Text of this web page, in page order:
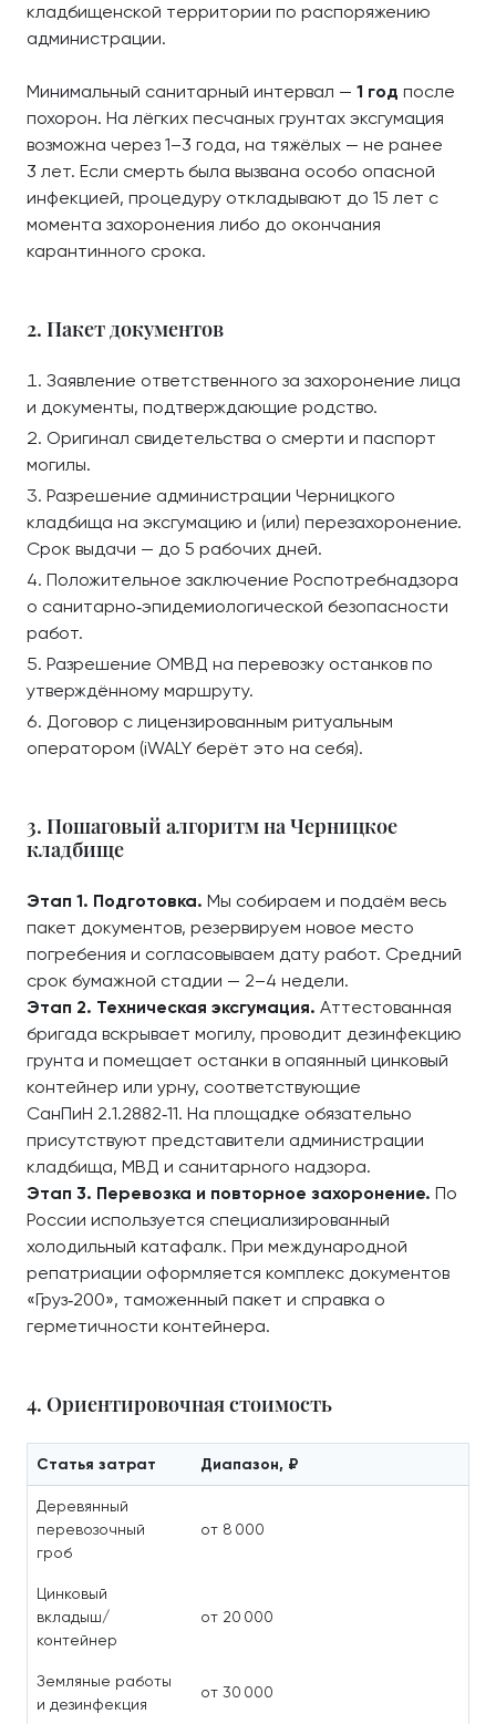
кладбищенской территории по распоряжению
администрации.
Минимальный санитарный интервал — 1 год после
похорон. На лёгких песчаных грунтах эксгумация
возможна через 1–3 года, на тяжёлых — не ранее
3 лет. Если смерть была вызвана особо опасной
инфекцией, процедуру откладывают до 15 лет с
момента захоронения либо до окончания
карантинного срока.
2. Пакет документов
Заявление ответственного за захоронение лица
и документы, подтверждающие родство.
Оригинал свидетельства о смерти и паспорт
могилы.
Разрешение администрации Черницкого
кладбища на эксгумацию и (или) перезахоронение.
Срок выдачи — до 5 рабочих дней.
Положительное заключение Роспотребнадзора
о санитарно‑эпидемиологической безопасности
работ.
Разрешение ОМВД на перевозку останков по
утверждённому маршруту.
Договор с лицензированным ритуальным
оператором (iWALY берёт это на себя).
3. Пошаговый алгоритм на Черницкое
кладбище
Этап 1. Подготовка. Мы собираем и подаём весь
пакет документов, резервируем новое место
погребения и согласовываем дату работ. Средний
срок бумажной стадии — 2–4 недели.
Этап 2. Техническая эксгумация. Аттестованная
бригада вскрывает могилу, проводит дезинфекцию
грунта и помещает останки в опаянный цинковый
контейнер или урну, соответствующие
СанПиН 2.1.2882‑11. На площадке обязательно
присутствуют представители администрации
кладбища, МВД и санитарного надзора.
Этап 3. Перевозка и повторное захоронение. По
России используется специализированный
холодильный катафалк. При международной
репатриации оформляется комплекс документов
«Груз‑200», таможенный пакет и справка о
герметичности контейнера.
4. Ориентировочная стоимость
Статья затрат Диапазон, ₽
Деревянный
перевозочный
гроб
от 8 000
Цинковый
вкладыш/
контейнер
от 20 000
Земляные работы
и дезинфекция
от 30 000